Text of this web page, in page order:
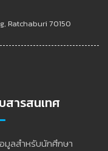
Ratchaburi 70150
สารสนเทศ
มูลสำหรับนักศึกษา